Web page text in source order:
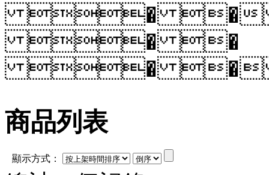
� �
� �
� �
商品列表
顯示方式：